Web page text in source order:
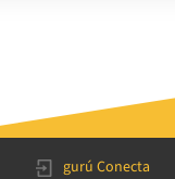
gurú Conecta